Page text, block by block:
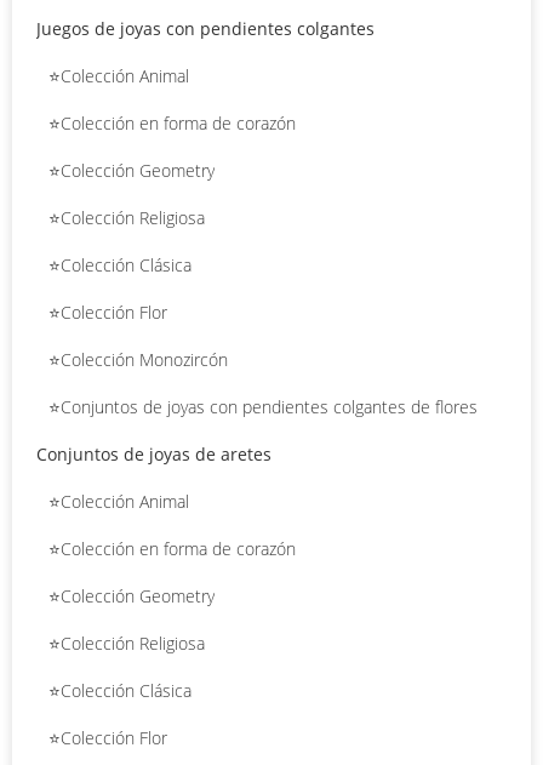
Juegos de joyas con pendientes colgantes
⭐Colección Animal
⭐Colección en forma de corazón
⭐Colección Geometry
⭐Colección Religiosa
⭐Colección Clásica
⭐Colección Flor
⭐Colección Monozircón
⭐Conjuntos de joyas con pendientes colgantes de flores
Conjuntos de joyas de aretes
⭐Colección Animal
⭐Colección en forma de corazón
⭐Colección Geometry
⭐Colección Religiosa
⭐Colección Clásica
⭐Colección Flor